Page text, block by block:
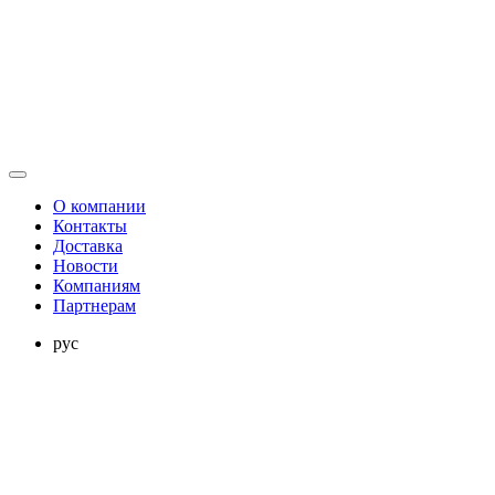
О компании
Контакты
Доставка
Новости
Компаниям
Партнерам
рус